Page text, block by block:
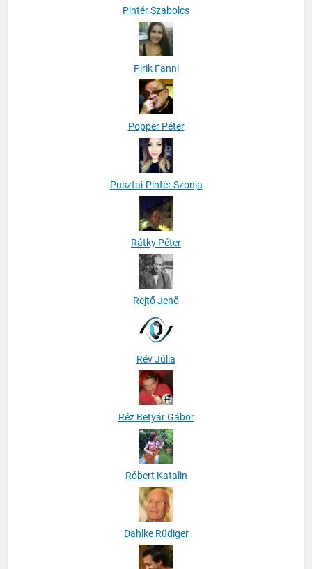
Pintér Szabolcs
Pirik Fanni
Popper Péter
Pusztai-Pintér Szonja
Rátky Péter
Rejtő Jenő
Rév Júlia
Réz Betyár Gábor
Róbert Katalin
Dahlke Rüdiger